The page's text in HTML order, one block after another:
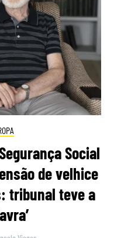
Social
de velhice
tribunal teve a